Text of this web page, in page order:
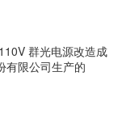
群光电源改造成
有限公司生产的